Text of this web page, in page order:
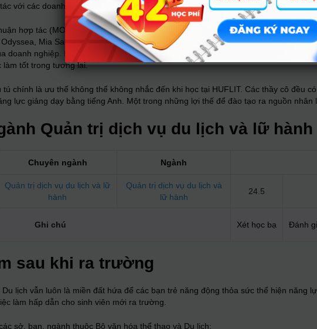
với các doanh nhân, chuyên gia để tích lũy nhiều kiến thức thực tế, tạo dựng
hợp tác (MOU) với khoảng 20 doanh nghiệp lữ hành, khách sạn. Bao gồm Tân
Mia Saigon Hotel, Camia Resort, 4U Tours, Viet Vision Travel, A Travel
doanh nghiệp. Nhờ đó, sinh viên yên tâm vấn đề thực tập và việc làm sau khi ra
làm tốt trong tương lai.
chính là ưu thế không thể không nhắc đến khi học tại HUFLIT. Các thầy cô đều
lực giảng dạy bằng tiếng Anh. Một trong những lợi thế để đào tạo ra nguồn
Quản trị dịch vụ du lịch và lữ hành
Chuyên ngành Ngành
Quản trị dịch vụ du lịch và lữ
hành
Quản trị dịch vụ du lịch và
lữ hành
24.5
Ghi chú Xét học bạ Đánh
sau khi ra trường
lịch vẫn luôn là miền đất hứa để các bạn trẻ năng động thỏa sức thể hiện năng
làm hấp dẫn cho sinh viên mới ra trường.
sở, ban, ngành thuộc Bộ văn hóa thể thao và Du lịch;